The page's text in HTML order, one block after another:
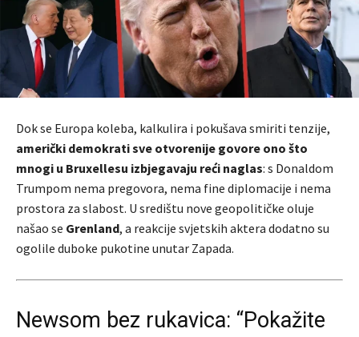
Dok se Europa koleba, kalkulira i pokušava smiriti tenzije,
američki demokrati sve otvorenije govore ono što
mnogi u Bruxellesu izbjegavaju reći naglas: s Donaldom
Trumpom nema pregovora, nema fine diplomacije i nema
prostora za slabost. U središtu nove geopolitičke oluje
našao se Grenland, a reakcije svjetskih aktera dodatno su
ogolile duboke pukotine unutar Zapada.
Newsom bez rukavica: “Pokažite